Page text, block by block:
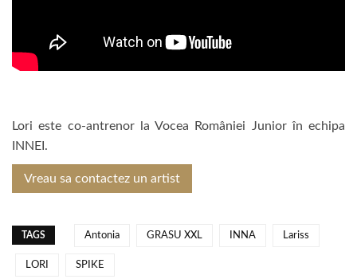
Lori este co-antrenor la Vocea României Junior în echipa
INNEI.
Vreau sa contactez un artist
TAGS Antonia GRASU XXL INNA Lariss
LORI SPIKE